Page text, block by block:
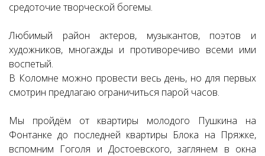
средоточие творческой богемы.
Любимый район актеров, музыкантов, поэтов и
художников, многажды и противоречиво всеми ими
воспетый.
В Коломне можно провести весь день, но для первых
смотрин предлагаю ограничиться парой часов.
Мы пройдём от квартиры молодого Пушкина на
Фонтанке до последней квартиры Блока на Пряжке,
вспомним Гоголя и Достоевского, заглянем в окна